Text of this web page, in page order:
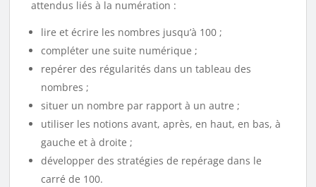
attendus liés à la numération :
lire et écrire les nombres jusqu’à 100 ;
compléter une suite numérique ;
repérer des régularités dans un tableau des
nombres ;
situer un nombre par rapport à un autre ;
utiliser les notions avant, après, en haut, en bas, à
gauche et à droite ;
développer des stratégies de repérage dans le
carré de 100.